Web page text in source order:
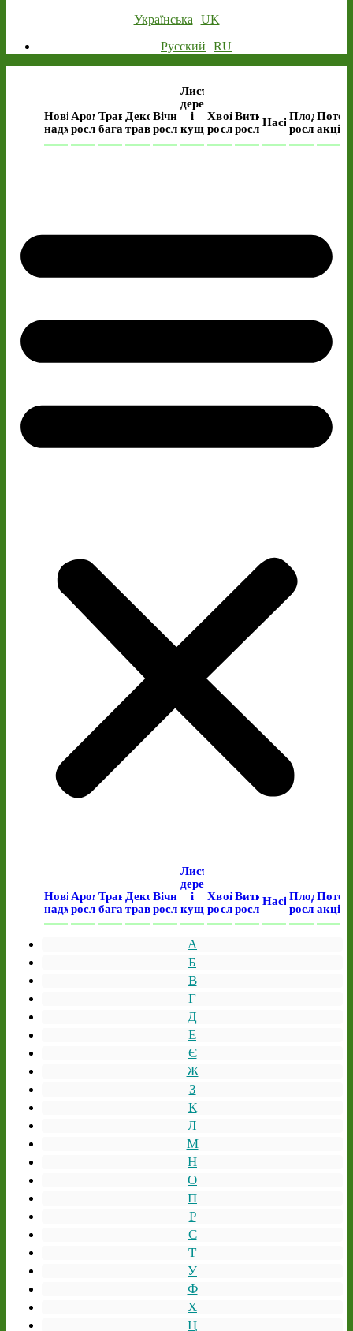
Українська
UK
Русский
RU
Нові
надходження
Ароматичні
рослини
Трав’янисті
багаторічні
Декоративні
трави
Вічнозелені
рослини
Листяні
дерева
і
кущі
Хвойні
рослини
Виткі
рослиниНасінняПлодові
рослини
акція
Нові
надходження
Ароматичні
рослини
Трав’янисті
багаторічні
Декоративні
трави
Вічнозелені
рослини
Листяні
дерева
і
кущі
Хвойні
рослини
Виткі
рослини
НасінняПлодові
рослини
акція
А
Б
В
Г
Д
Е
Є
Ж
З
К
Л
М
Н
О
П
Р
С
Т
У
Ф
Х
Ц